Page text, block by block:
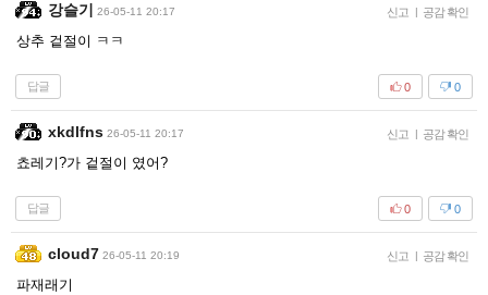
강슬기 26-05-11 20:17 신고 | 공감 확인
상추 겉절이 ㅋㅋ
답글 0
0
xkdlfns 26-05-11 20:17 신고 | 공감 확인
쵸레기?가 겉절이 였어?
답글 0
0
cloud7 26-05-11 20:19 신고 | 공감 확인
파재래기